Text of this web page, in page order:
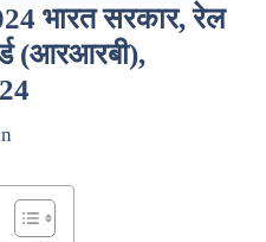
भारत सरकार, रेल
(आरआरबी),